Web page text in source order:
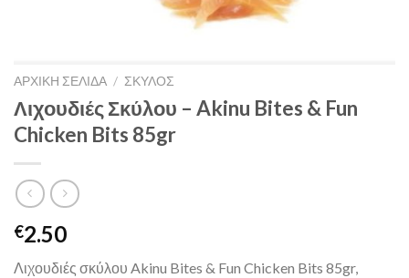
ΑΡΧΙΚΉ ΣΕΛΊΔΑ / ΣΚΥΛΟΣ
Λιχουδιές Σκύλου – Akinu Bites & Fun
Chicken Bits 85gr
€2.50
Λιχουδιές σκύλου Akinu Bites & Fun Chicken Bits 85gr,